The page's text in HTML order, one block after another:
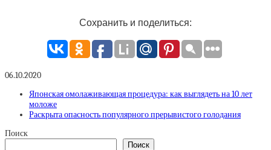
Сохранить и поделиться:
06.10.2020
Японская омолаживающая процедура: как выглядеть на 10 лет
моложе
Раскрыта опасность популярного прерывистого голодания
Поиск
Поиск